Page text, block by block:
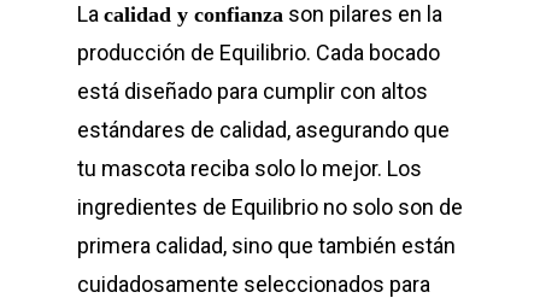
La calidad y confianza son pilares en la
producción de Equilibrio. Cada bocado
está diseñado para cumplir con altos
estándares de calidad, asegurando que
tu mascota reciba solo lo mejor. Los
ingredientes de Equilibrio no solo son de
primera calidad, sino que también están
cuidadosamente seleccionados para